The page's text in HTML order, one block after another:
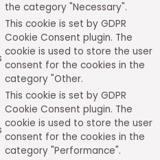
the category "Necessary".
This cookie is set by GDPR
Cookie Consent plugin. The
cookie is used to store the user
consent for the cookies in the
category "Other.
This cookie is set by GDPR
Cookie Consent plugin. The
cookie is used to store the user
consent for the cookies in the
category "Performance".